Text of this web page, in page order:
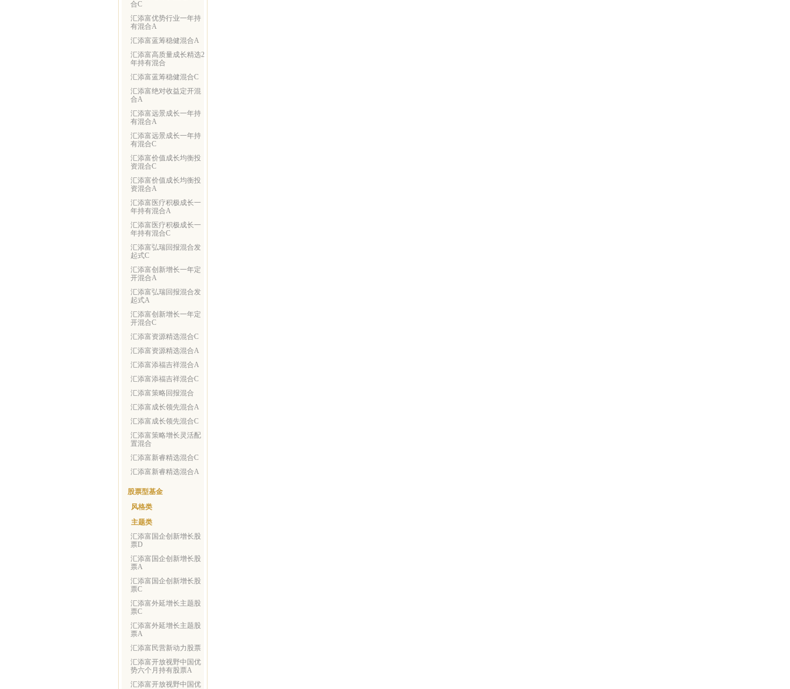
合C
汇添富优势行业一年持
有混合A
汇添富蓝筹稳健混合A
汇添富高质量成长精选2
年持有混合
汇添富蓝筹稳健混合C
汇添富绝对收益定开混
合A
汇添富远景成长一年持
有混合A
汇添富远景成长一年持
有混合C
汇添富价值成长均衡投
资混合C
汇添富价值成长均衡投
资混合A
汇添富医疗积极成长一
年持有混合A
汇添富医疗积极成长一
年持有混合C
汇添富弘瑞回报混合发
起式C
汇添富创新增长一年定
开混合A
汇添富弘瑞回报混合发
起式A
汇添富创新增长一年定
开混合C
汇添富资源精选混合C
汇添富资源精选混合A
汇添富添福吉祥混合A
汇添富添福吉祥混合C
汇添富策略回报混合
汇添富成长领先混合A
汇添富成长领先混合C
汇添富策略增长灵活配
置混合
汇添富新睿精选混合C
汇添富新睿精选混合A
股票型基金
风格类
主题类
汇添富国企创新增长股
票D
汇添富国企创新增长股
票A
汇添富国企创新增长股
票C
汇添富外延增长主题股
票C
汇添富外延增长主题股
票A
汇添富民营新动力股票
汇添富开放视野中国优
势六个月持有股票A
汇添富开放视野中国优